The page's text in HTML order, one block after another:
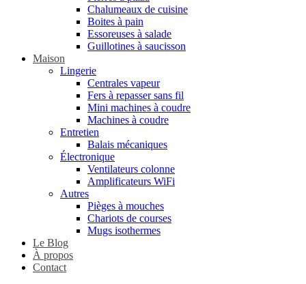
Chalumeaux de cuisine
Boites à pain
Essoreuses à salade
Guillotines à saucisson
Maison
Lingerie
Centrales vapeur
Fers à repasser sans fil
Mini machines à coudre
Machines à coudre
Entretien
Balais mécaniques
Électronique
Ventilateurs colonne
Amplificateurs WiFi
Autres
Pièges à mouches
Chariots de courses
Mugs isothermes
Le Blog
À propos
Contact